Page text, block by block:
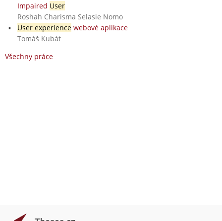
Impaired User
Roshah Charisma Selasie Nomo
User experiencewebové aplikace
Tomáš Kubát
Všechny práce